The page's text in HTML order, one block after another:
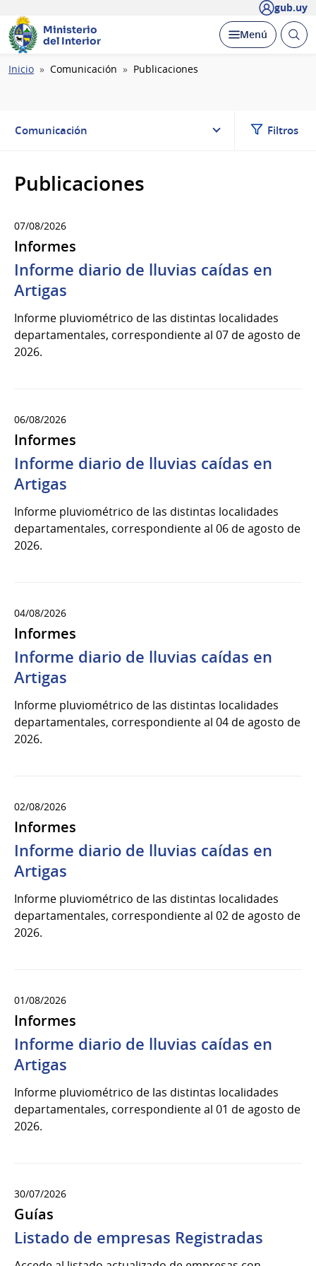
gub.uy
Ministerio
del Interior
Desplegar
Menú Abrir
Ruta
Inicio Comunicación Publicaciones
Comunicación Filtros
Publicaciones
07/08/2026
Informes
Informe diario de lluvias caídas en
Artigas
Informe pluviométrico de las distintas localidades
departamentales, correspondiente al 07 de agosto de
2026.
06/08/2026
Informes
Informe diario de lluvias caídas en
Artigas
Informe pluviométrico de las distintas localidades
departamentales, correspondiente al 06 de agosto de
2026.
04/08/2026
Informes
Informe diario de lluvias caídas en
Artigas
Informe pluviométrico de las distintas localidades
departamentales, correspondiente al 04 de agosto de
2026.
02/08/2026
Informes
Informe diario de lluvias caídas en
Artigas
Informe pluviométrico de las distintas localidades
departamentales, correspondiente al 02 de agosto de
2026.
01/08/2026
Informes
Informe diario de lluvias caídas en
Artigas
Informe pluviométrico de las distintas localidades
departamentales, correspondiente al 01 de agosto de
2026.
30/07/2026
Guías
Listado de empresas Registradas